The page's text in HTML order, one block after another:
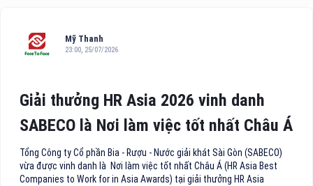
Mỹ Thanh
23:00, 25/07/2026
Giải thưởng HR Asia 2026 vinh danh
SABECO là Nơi làm việc tốt nhất Châu Á
Tổng Công ty Cổ phần Bia - Rượu - Nước giải khát Sài Gòn (SABECO)
vừa được vinh danh là Nơi làm việc tốt nhất Châu Á (HR Asia Best
Companies to Work for in Asia Awards) tại giải thưởng HR Asia